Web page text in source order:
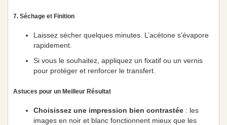
7. Séchage et Finition
Laissez sécher quelques minutes. L’acétone s’évapore
rapidement.
Si vous le souhaitez, appliquez un fixatif ou un vernis
pour protéger et renforcer le transfert.
Astuces pour un Meilleur Résultat
Choisissez une impression bien contrastée : les
images en noir et blanc fonctionnent mieux que les